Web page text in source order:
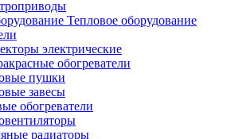
Тепловое оборудование
электрические
обогреватели
пушки
завесы
обогреватели
радиаторы